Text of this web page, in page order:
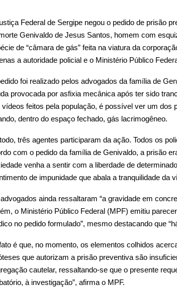
Federal de Sergipe negou o pedido de prisão
Genivaldo de Jesus Santos, homem com
de “câmara de gás” feita na viatura da
a autoridade policial e o Ministério Público
foi realizado pelos advogados da família de
provocada por asfixia mecânica após ter sido
vídeos feitos pela população, é possível ver um dos
dentro do espaço fechado, gás lacrimogêneo.
três agentes participaram da ação. Todos os
com o pedido da família de Genivaldo, a prisão
venha a sentir com a liberdade de
de impunidade que abala a tranquilidade da
ainda ressaltaram “a gravidade em
o Ministério Público Federal (MPF) emitiu
no pedido formulado”, mesmo destacando que
é que, no momento, os elementos colhidos
que autorizam a prisão preventiva são
cautelar, ressaltando-se que o presente
à investigação”, afirma o MPF.